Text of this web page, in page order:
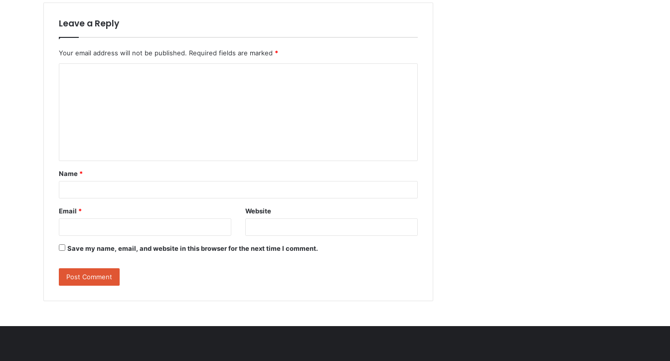
Leave a Reply
Your email address will not be published. Required fields are marked *
t
*
Name *
Email * Website
Save my name, email, and website in this browser for the next time I comment.